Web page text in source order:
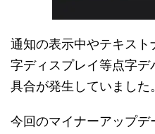
通知の表示中やテキス
字ディスプレイ等点字
具合が発生していました。
今回のマイナーアップ